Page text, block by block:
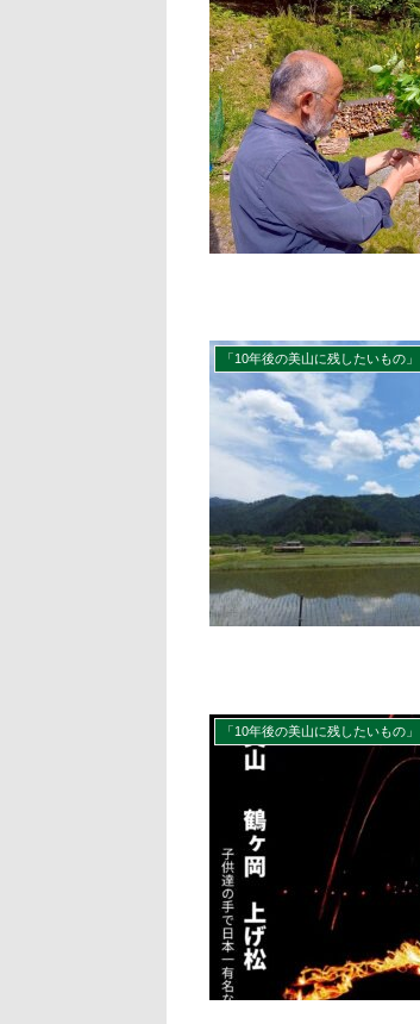
「10年後の美山に残したいもの」
「10年後の美山に残したいもの」